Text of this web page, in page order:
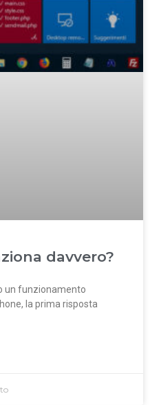
davvero?
un funzionamento
la prima risposta